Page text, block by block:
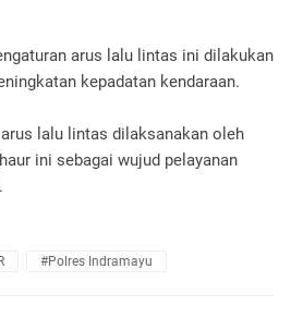
arus lalu lintas ini dilakukan
kepadatan kendaraan.
lalu lintas dilaksanakan oleh
ini sebagai wujud pelayanan
#Polres Indramayu